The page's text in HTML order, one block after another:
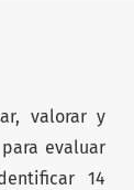
valorar y
evaluar
14